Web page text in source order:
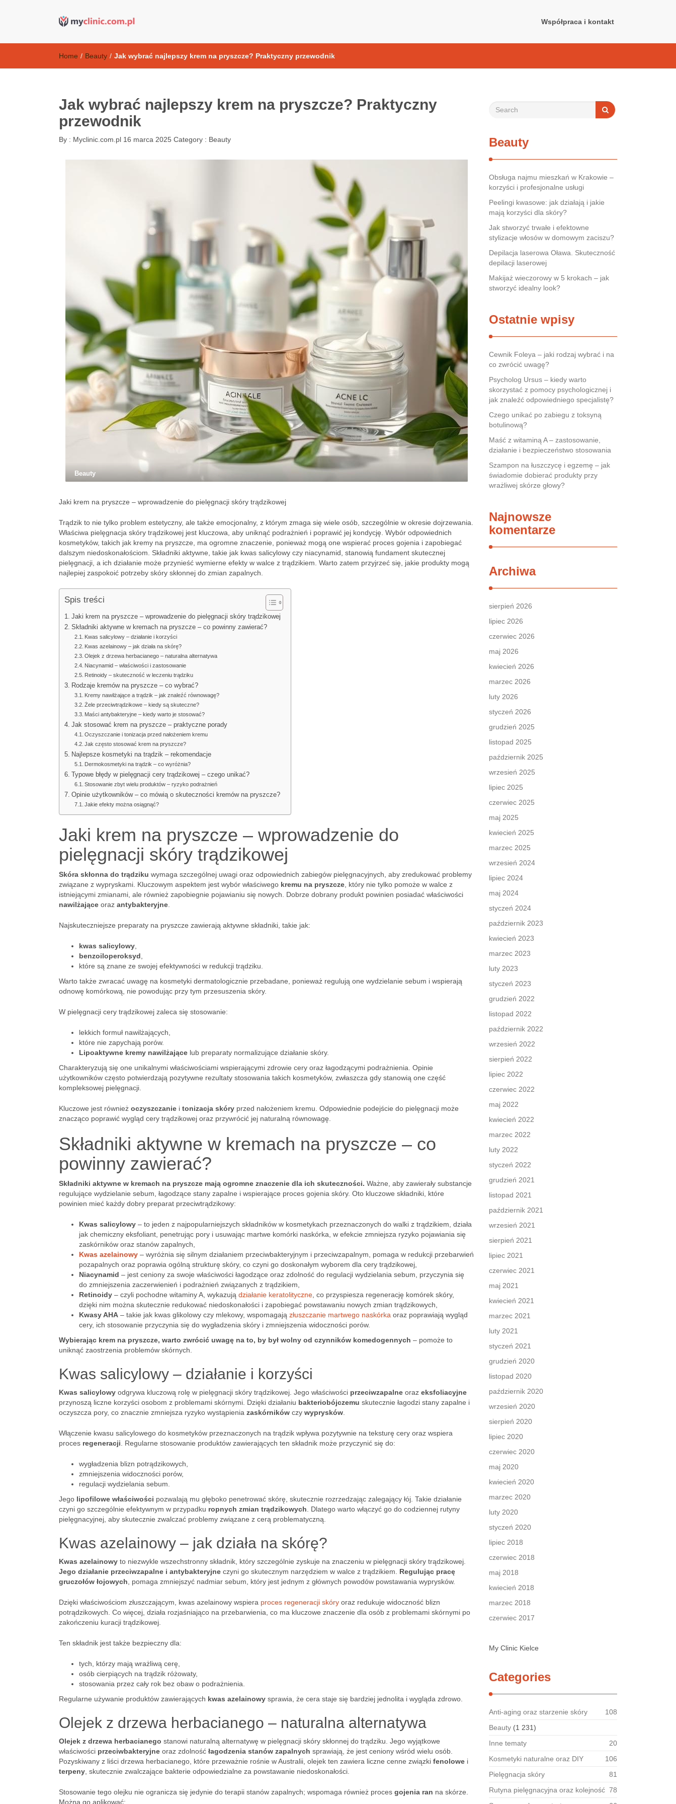
Współpraca i kontakt
Home / Beauty / Jak wybrać najlepszy krem na pryszcze? Praktyczny przewodnik
Jak wybrać najlepszy krem na pryszcze? Praktyczny
przewodnik
By : Myclinic.com.pl 16 marca 2025 Category : Beauty
Beauty
Jaki krem na pryszcze – wprowadzenie do pielęgnacji skóry trądzikowej
Trądzik to nie tylko problem estetyczny, ale także emocjonalny, z którym zmaga się wiele osób, szczególnie w okresie dojrzewania.
Właściwa pielęgnacja skóry trądzikowej jest kluczowa, aby uniknąć podrażnień i poprawić jej kondycję. Wybór odpowiednich
kosmetyków, takich jak kremy na pryszcze, ma ogromne znaczenie, ponieważ mogą one wspierać proces gojenia i zapobiegać
dalszym niedoskonałościom. Składniki aktywne, takie jak kwas salicylowy czy niacynamid, stanowią fundament skutecznej
pielęgnacji, a ich działanie może przynieść wymierne efekty w walce z trądzikiem. Warto zatem przyjrzeć się, jakie produkty mogą
najlepiej zaspokoić potrzeby skóry skłonnej do zmian zapalnych.
Spis treści
Jaki krem na pryszcze – wprowadzenie do pielęgnacji skóry trądzikowej
Składniki aktywne w kremach na pryszcze – co powinny zawierać?
Kwas salicylowy – działanie i korzyści
Kwas azelainowy – jak działa na skórę?
Olejek z drzewa herbacianego – naturalna alternatywa
Niacynamid – właściwości i zastosowanie
Retinoidy – skuteczność w leczeniu trądziku
Rodzaje kremów na pryszcze – co wybrać?
Kremy nawilżające a trądzik – jak znaleźć równowagę?
Żele przeciwtrądzikowe – kiedy są skuteczne?
Maści antybakteryjne – kiedy warto je stosować?
Jak stosować krem na pryszcze – praktyczne porady
Oczyszczanie i tonizacja przed nałożeniem kremu
Jak często stosować krem na pryszcze?
Najlepsze kosmetyki na trądzik – rekomendacje
Dermokosmetyki na trądzik – co wyróżnia?
Typowe błędy w pielęgnacji cery trądzikowej – czego unikać?
Stosowanie zbyt wielu produktów – ryzyko podrażnień
Opinie użytkowników – co mówią o skuteczności kremów na pryszcze?
Jakie efekty można osiągnąć?
Jaki krem na pryszcze – wprowadzenie do
pielęgnacji skóry trądzikowej
Skóra skłonna do trądziku wymaga szczególnej uwagi oraz odpowiednich zabiegów pielęgnacyjnych, aby zredukować problemy
związane z wypryskami. Kluczowym aspektem jest wybór właściwego kremu na pryszcze , który nie tylko pomoże w walce z
istniejącymi zmianami, ale również zapobiegnie pojawianiu się nowych. Dobrze dobrany produkt powinien posiadać właściwości
nawilżające oraz antybakteryjne
Najskuteczniejsze preparaty na pryszcze zawierają aktywne składniki, takie jak:
kwas salicylowy
benzoiloperoksyd
które są znane ze swojej efektywności w redukcji trądziku.
Warto także zwracać uwagę na kosmetyki dermatologicznie przebadane, ponieważ regulują one wydzielanie sebum i wspierają
odnowę komórkową, nie powodując przy tym przesuszenia skóry.
W pielęgnacji cery trądzikowej zaleca się stosowanie:
lekkich formuł nawilżających,
które nie zapychają porów.
Lipoaktywne kremy nawilżające lub preparaty normalizujące działanie skóry.
Charakteryzują się one unikalnymi właściwościami wspierającymi zdrowie cery oraz łagodzącymi podrażnienia. Opinie
użytkowników często potwierdzają pozytywne rezultaty stosowania takich kosmetyków, zwłaszcza gdy stanowią one część
kompleksowej pielęgnacji.
Kluczowe jest również oczyszczanie i tonizacja skóry przed nałożeniem kremu. Odpowiednie podejście do pielęgnacji może
znacząco poprawić wygląd cery trądzikowej oraz przywrócić jej naturalną równowagę.
Składniki aktywne w kremach na pryszcze – co
powinny zawierać?
Składniki aktywne w kremach na pryszcze mają ogromne znaczenie dla ich skuteczności. Ważne, aby zawierały substancje
regulujące wydzielanie sebum, łagodzące stany zapalne i wspierające proces gojenia skóry. Oto kluczowe składniki, które
powinien mieć każdy dobry preparat przeciwtrądzikowy:
Kwas salicylowy – to jeden z najpopularniejszych składników w kosmetykach przeznaczonych do walki z trądzikiem, działa
jak chemiczny eksfoliant, penetrując pory i usuwając martwe komórki naskórka, w efekcie zmniejsza ryzyko pojawiania się
zaskórników oraz stanów zapalnych,
Kwas azelainowy – wyróżnia się silnym działaniem przeciwbakteryjnym i przeciwzapalnym, pomaga w redukcji przebarwień
pozapalnych oraz poprawia ogólną strukturę skóry, co czyni go doskonałym wyborem dla cery trądzikowej,
Niacynamid – jest ceniony za swoje właściwości łagodzące oraz zdolność do regulacji wydzielania sebum, przyczynia się
do zmniejszenia zaczerwienień i podrażnień związanych z trądzikiem,
Retinoidy – czyli pochodne witaminy A, wykazują działanie keratolityczne , co przyspiesza regenerację komórek skóry,
dzięki nim można skutecznie redukować niedoskonałości i zapobiegać powstawaniu nowych zmian trądzikowych,
Kwasy AHA – takie jak kwas glikolowy czy mlekowy, wspomagają złuszczanie martwego naskórka oraz poprawiają wygląd
cery, ich stosowanie przyczynia się do wygładzenia skóry i zmniejszenia widoczności porów.
Wybierając krem na pryszcze, warto zwrócić uwagę na to, by był wolny od czynników komedogennych – pomoże to
uniknąć zaostrzenia problemów skórnych.
Kwas salicylowy – działanie i korzyści
Kwas salicylowy odgrywa kluczową rolę w pielęgnacji skóry trądzikowej. Jego właściwości przeciwzapalne oraz eksfoliacyjne
przynoszą liczne korzyści osobom z problemami skórnymi. Dzięki działaniu bakteriobójczemu skutecznie łagodzi stany zapalne i
oczyszcza pory, co znacznie zmniejsza ryzyko wystąpienia zaskórników czy wyprysków
Włączenie kwasu salicylowego do kosmetyków przeznaczonych na trądzik wpływa pozytywnie na teksturę cery oraz wspiera
proces regeneracji . Regularne stosowanie produktów zawierających ten składnik może przyczynić się do:
wygładzenia blizn potrądzikowych,
zmniejszenia widoczności porów,
regulacji wydzielania sebum.
Jego lipofilowe właściwości pozwalają mu głęboko penetrować skórę, skutecznie rozrzedzając zalegający łój. Takie działanie
czyni go szczególnie efektywnym w przypadku ropnych zmian trądzikowych . Dlatego warto włączyć go do codziennej rutyny
pielęgnacyjnej, aby skutecznie zwalczać problemy związane z cerą problematyczną.
Kwas azelainowy – jak działa na skórę?
Kwas azelainowy to niezwykle wszechstronny składnik, który szczególnie zyskuje na znaczeniu w pielęgnacji skóry trądzikowej.
Jego działanie przeciwzapalne i antybakteryjne czyni go skutecznym narzędziem w walce z trądzikiem. Regulując pracę
gruczołów łojowych , pomaga zmniejszyć nadmiar sebum, który jest jednym z głównych powodów powstawania wyprysków.
Dzięki właściwościom złuszczającym, kwas azelainowy wspiera proces regeneracji skóry oraz redukuje widoczność blizn
potrądzikowych. Co więcej, działa rozjaśniająco na przebarwienia, co ma kluczowe znaczenie dla osób z problemami skórnymi po
zakończeniu kuracji trądzikowej.
Ten składnik jest także bezpieczny dla:
tych, którzy mają wrażliwą cerę,
osób cierpiących na trądzik różowaty,
stosowania przez cały rok bez obaw o podrażnienia.
Regularne używanie produktów zawierających kwas azelainowy sprawia, że cera staje się bardziej jednolita i wygląda zdrowo.
Olejek z drzewa herbacianego – naturalna alternatywa
Olejek z drzewa herbacianego stanowi naturalną alternatywę w pielęgnacji skóry skłonnej do trądziku. Jego wyjątkowe
właściwości przeciwbakteryjne oraz zdolność łagodzenia stanów zapalnych sprawiają, że jest ceniony wśród wielu osób.
Pozyskiwany z liści drzewa herbacianego, które przeważnie rośnie w Australii, olejek ten zawiera liczne cenne związki fenolowe i
terpeny , skutecznie zwalczające bakterie odpowiedzialne za powstawanie niedoskonałości.
Stosowanie tego olejku nie ogranicza się jedynie do terapii stanów zapalnych; wspomaga również proces gojenia ran na skórze.
Można go aplikować:
Beauty
Obsługa najmu mieszkań w Krakowie –
korzyści i profesjonalne usługi
Peelingi kwasowe: jak działają i jakie
mają korzyści dla skóry?
Jak stworzyć trwałe i efektowne
stylizacje włosów w domowym zaciszu?
Depilacja laserowa Oława. Skuteczność
depilacji laserowej
Makijaż wieczorowy w 5 krokach – jak
stworzyć idealny look?
Ostatnie wpisy
Cewnik Foleya – jaki rodzaj wybrać i na
co zwrócić uwagę?
Psycholog Ursus – kiedy warto
skorzystać z pomocy psychologicznej i
jak znaleźć odpowiedniego specjalistę?
Czego unikać po zabiegu z toksyną
botulinową?
Maść z witaminą A – zastosowanie,
działanie i bezpieczeństwo stosowania
Szampon na łuszczycę i egzemę – jak
świadomie dobierać produkty przy
wrażliwej skórze głowy?
Najnowsze
komentarze
Archiwa
sierpień 2026
lipiec 2026
czerwiec 2026
maj 2026
kwiecień 2026
marzec 2026
luty 2026
styczeń 2026
grudzień 2025
listopad 2025
październik 2025
wrzesień 2025
lipiec 2025
czerwiec 2025
maj 2025
kwiecień 2025
marzec 2025
wrzesień 2024
lipiec 2024
maj 2024
styczeń 2024
październik 2023
kwiecień 2023
marzec 2023
luty 2023
styczeń 2023
grudzień 2022
listopad 2022
październik 2022
wrzesień 2022
sierpień 2022
lipiec 2022
czerwiec 2022
maj 2022
kwiecień 2022
marzec 2022
luty 2022
styczeń 2022
grudzień 2021
listopad 2021
październik 2021
wrzesień 2021
sierpień 2021
lipiec 2021
czerwiec 2021
maj 2021
kwiecień 2021
marzec 2021
luty 2021
styczeń 2021
grudzień 2020
listopad 2020
październik 2020
wrzesień 2020
sierpień 2020
lipiec 2020
czerwiec 2020
maj 2020
kwiecień 2020
marzec 2020
luty 2020
styczeń 2020
lipiec 2018
czerwiec 2018
maj 2018
kwiecień 2018
marzec 2018
czerwiec 2017
My Clinic Kielce
Categories
Anti-aging oraz starzenie skóry
108
Beauty (1 231)
Inne tematy
20
Kosmetyki naturalne oraz DIY
106
Pielęgnacja skóry
81
Rutyna pielęgnacyjna oraz kolejność 78